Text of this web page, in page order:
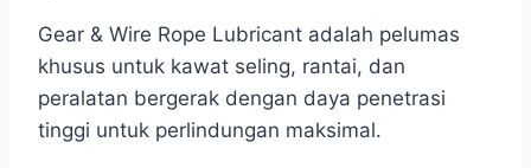
Gear & Wire Rope Lubricant adalah pelumas
khusus untuk kawat seling, rantai, dan
peralatan bergerak dengan daya penetrasi
tinggi untuk perlindungan maksimal.